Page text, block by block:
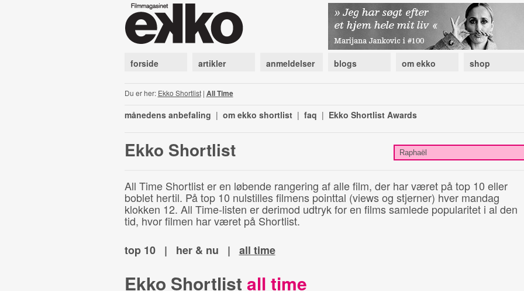
forside artikler anmeldelser blogs om ekko shop
Du er her: Ekko Shortlist| All Time
månedens anbefaling | om ekko shortlist | faq | Ekko Shortlist Awards
Ekko Shortlist
All Time Shortlist er en løbende rangering af alle film, der har været på top 10 eller
boblet hertil. På top 10 nulstilles filmens pointtal (views og stjerner) hver mandag
klokken 12. All Time-listen er derimod udtryk for en films samlede popularitet i al den
tid, hvor filmen har været på Shortlist.
top 10
| her & nu | all time
Ekko Shortlist all time